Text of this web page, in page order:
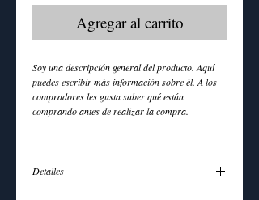
Agregar al carrito
Soy una descripción general del producto. Aquí
puedes escribir más información sobre él. A los
compradores les gusta saber qué están
Detalles